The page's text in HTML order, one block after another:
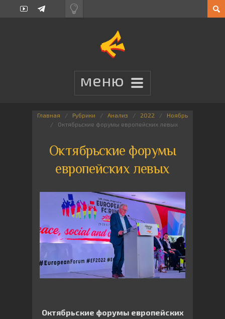
Главная Рубрики Анализ 2022
Ноябрь
Октябрьские форумы европейских левых
Октябрьские форумы
европейских левых
Октябрьские форумы европейских